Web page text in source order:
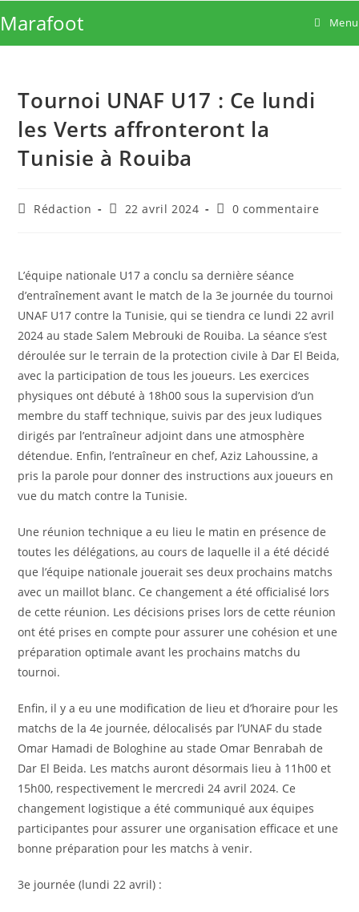
to
content
Marafoot Menu
Tournoi UNAF U17 : Ce lundi
les Verts affronteront la
Tunisie à Rouiba
Auteur/autrice
Rédaction
Publication
22 avril 2024
Commentaires
0 commentaire
L’équipe nationale U17 a conclu sa dernière séance
d’entraînement avant le match de la 3e journée du tournoi
UNAF U17 contre la Tunisie, qui se tiendra ce lundi 22 avril
2024 au stade Salem Mebrouki de Rouiba. La séance s’est
déroulée sur le terrain de la protection civile à Dar El Beida,
avec la participation de tous les joueurs. Les exercices
physiques ont débuté à 18h00 sous la supervision d’un
membre du staff technique, suivis par des jeux ludiques
dirigés par l’entraîneur adjoint dans une atmosphère
détendue. Enfin, l’entraîneur en chef, Aziz Lahoussine, a
pris la parole pour donner des instructions aux joueurs en
vue du match contre la Tunisie.
Une réunion technique a eu lieu le matin en présence de
toutes les délégations, au cours de laquelle il a été décidé
que l’équipe nationale jouerait ses deux prochains matchs
avec un maillot blanc. Ce changement a été officialisé lors
de cette réunion. Les décisions prises lors de cette réunion
ont été prises en compte pour assurer une cohésion et une
préparation optimale avant les prochains matchs du
tournoi.
Enfin, il y a eu une modification de lieu et d’horaire pour les
matchs de la 4e journée, délocalisés par l’UNAF du stade
Omar Hamadi de Bologhine au stade Omar Benrabah de
Dar El Beida. Les matchs auront désormais lieu à 11h00 et
15h00, respectivement le mercredi 24 avril 2024. Ce
changement logistique a été communiqué aux équipes
participantes pour assurer une organisation efficace et une
bonne préparation pour les matchs à venir.
3e journée (lundi 22 avril) :